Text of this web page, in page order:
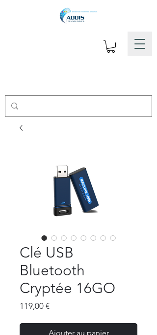
Clé USB
Bluetooth
Cryptée 16GO
119,00 €Prix
Ajouter au panier